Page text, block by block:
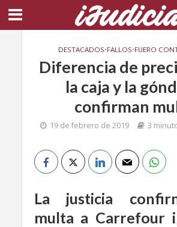
DESTACADOS•FALLOS•FUERO
Diferencia de
la caja y la
confirman
19 de febrero de 2019 3
La justicia
multa a Carrefour